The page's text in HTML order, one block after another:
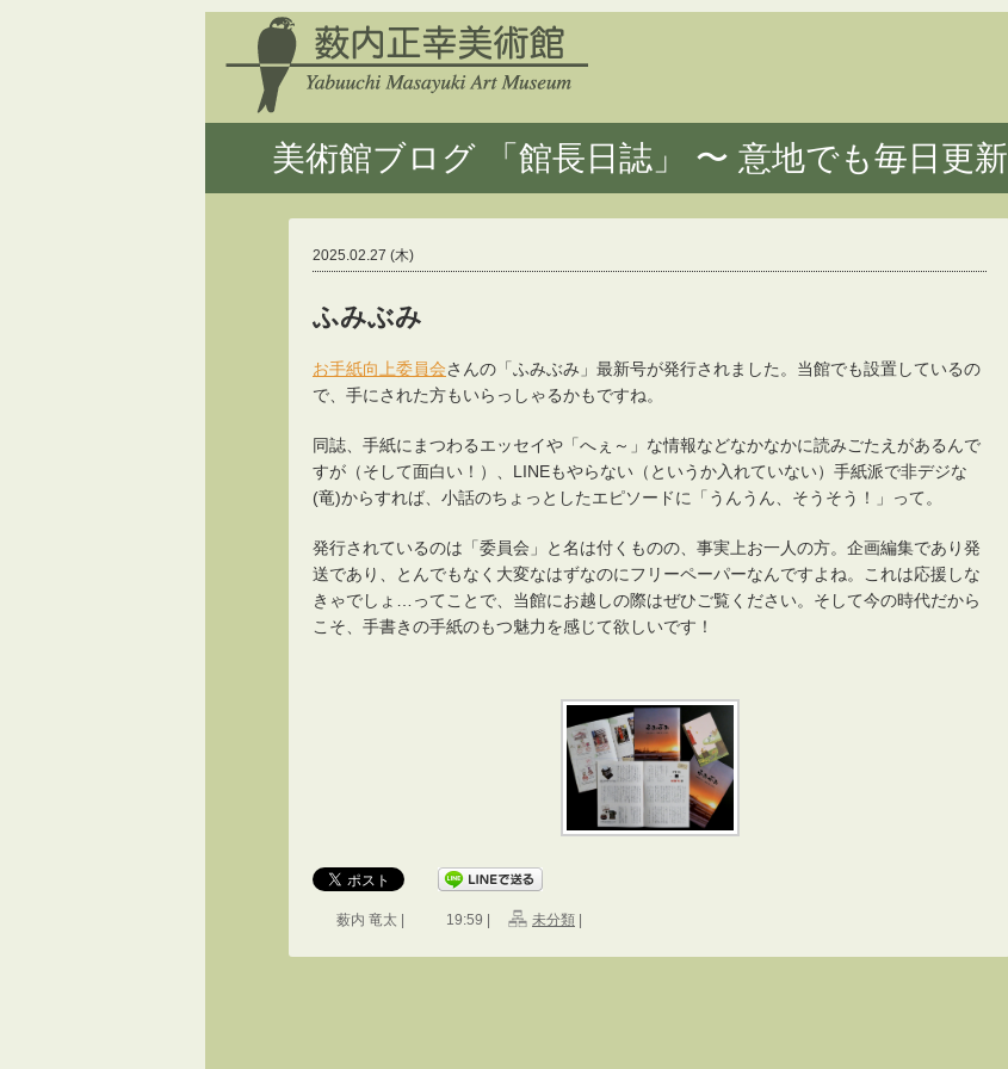
美術館ブログ 「館長日誌」 〜 意地でも毎日更
2025.02.27 (木)
ふみぶみ
お手紙向上委員会さんの「ふみぶみ」最新号が発行されました。当館でも設置しているの
で、手にされた方もいらっしゃるかもですね。
同誌、手紙にまつわるエッセイや「へぇ～」な情報などなかなかに読みごたえがあるんで
すが（そして面白い！）、LINEもやらない（というか入れていない）手紙派で非デジな
(竜)からすれば、小話のちょっとしたエピソードに「うんうん、そうそう！」って。
発行されているのは「委員会」と名は付くものの、事実上お一人の方。企画編集であり発
送であり、とんでもなく大変なはずなのにフリーペーパーなんですよね。これは応援しな
きゃでしょ…ってことで、当館にお越しの際はぜひご覧ください。そして今の時代だから
こそ、手書きの手紙のもつ魅力を感じて欲しいです！
薮内 竜太 | 19:59 | 未分類